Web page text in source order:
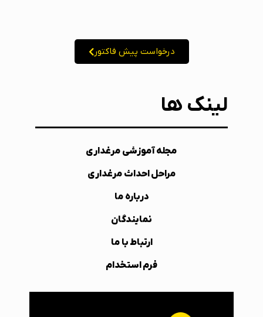
درخواست پیش فاکتور
لینک ها
مجله آموزشی مرغداری
مراحل احداث مرغداری
درباره ما
نمایندگان
ارتباط با ما
فرم استخدام